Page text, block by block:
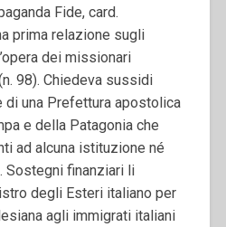
Fide, card.
prima relazione sugli
dei missionari
98). Chiedeva sussidi
di una Prefettura apostolica
e della Patagonia che
ad alcuna istituzione né
Sostegni finanziari li
degli Esteri italiano per
agli immigrati italiani